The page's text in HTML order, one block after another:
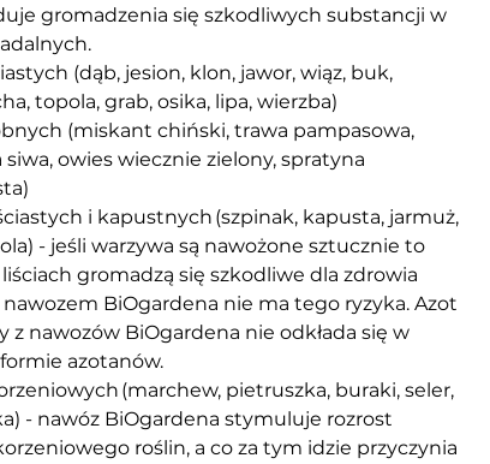
gromadzenia się szkodliwych substancji w
(dąb, jesion, klon, jawor, wiąz, buk,
topola, grab, osika, lipa, wierzba)
(miskant chiński, trawa pampasowa,
owies wiecznie zielony, spratyna
i kapustnych (szpinak, kapusta, jarmuż,
- jeśli warzywa są nawożone sztucznie to
liściach gromadzą się szkodliwe dla zdrowia
nawozem BiOgardena nie ma tego ryzyka. Azot
z nawozów BiOgardena nie odkłada się w
azotanów.
(marchew, pietruszka, buraki, seler,
- nawóz BiOgardena stymuluje rozrost
roślin, a co za tym idzie przyczynia